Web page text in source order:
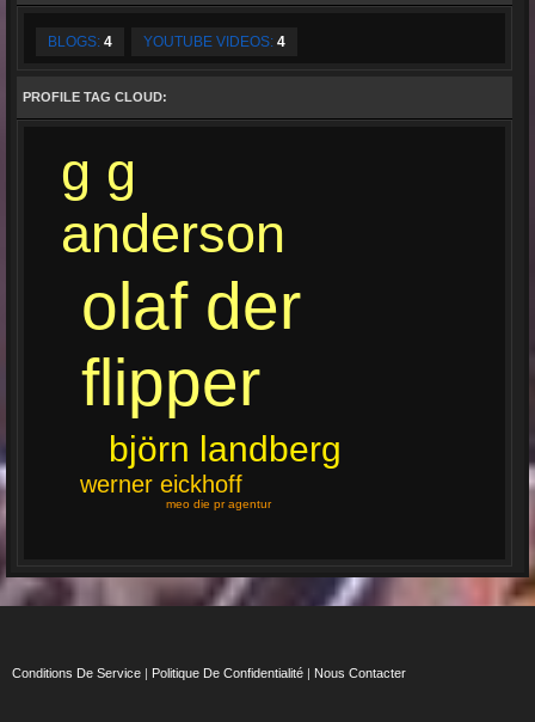
BLOGS: 4 YOUTUBE VIDEOS: 4
PROFILE TAG CLOUD:
olaf der
flipper
g g
anderson
björn landberg
werner eickhoff
meo die pr agentur
Conditions De Service Politique De Confidentialité Nous Contacter